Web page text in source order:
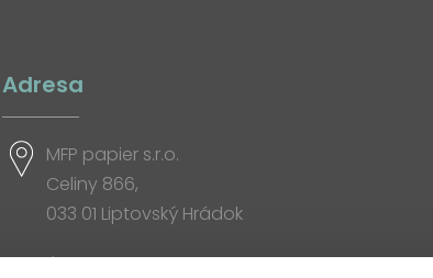
Adresa
MFP papier s.r.o.
Celiny 866,
033 01 Liptovský Hrádok
Otváracia doba